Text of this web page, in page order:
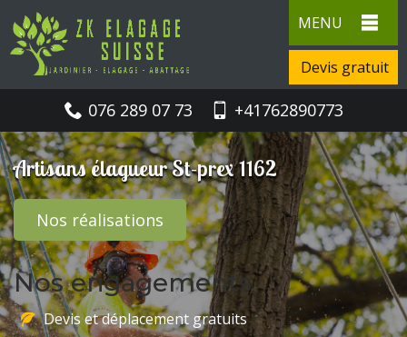
MENU
Devis gratuit
076 289 07 73 +41762890773
Artisans élagueur St-prex 1162
Nos réalisations
Nos engagements
Devis et déplacement gratuits